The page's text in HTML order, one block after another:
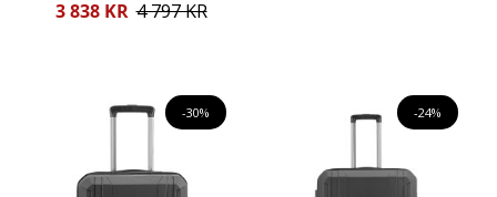
Reducerat
3 838 KR 4 797 KR
-30% -24%